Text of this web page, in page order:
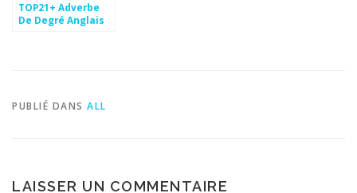
TOP21+ Adverbe
De Degré Anglais
PUBLIÉ DANS ALL
LAISSER UN COMMENTAIRE